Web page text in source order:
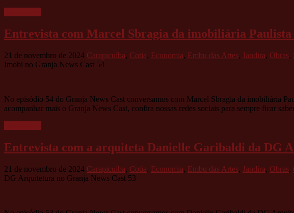
Entrevista com Marcel Sbragia da imobiliária
21 de novembro de 2024 Carapicuíba, Cotia, Economia, Embu das Artes, Jandira, Obras,
Imobi no Granja News Cast 54
No episódio 54 do Granja News Cast conversamos com Marcel Sbragia da imobiliária
acompanhar mais o Granja News Cast, confira nossas redes sociais para sempre ficar
Entrevista com a arquiteta Danielle Garibaldi da DG
21 de novembro de 2024 Carapicuíba, Cotia, Economia, Embu das Artes, Jandira, Obras,
DG Arquitetura no Granja News Cast 53